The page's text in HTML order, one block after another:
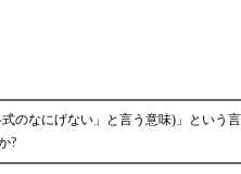
式のなにげない」と言う意味)」という
?